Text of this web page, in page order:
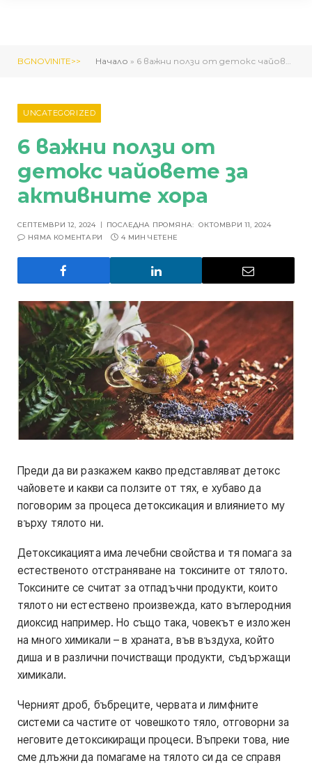
BGNOVINITE>> Начало » 6 важни ползи от детокс чайовете за активните хора
UNCATEGORIZED
6 важни ползи от
детокс чайовете за
активните хора
СЕПТЕМВРИ 12, 2024 ПОСЛЕДНА ПРОМЯНА: ОКТОМВРИ 11, 2024
НЯМА КОМЕНТАРИ
4 МИН ЧЕТЕНЕ
Преди да ви разкажем какво представляват детокс
чайовете и какви са ползите от тях, е хубаво да
поговорим за процеса детоксикация и влиянието му
върху тялото ни.
Детоксикацията има лечебни свойства и тя помага за
естественото отстраняване на токсините от тялото.
Токсините се считат за отпадъчни продукти, които
тялото ни естествено произвежда, като въглеродния
диоксид например. Но също така, човекът е изложен
на много химикали – в храната, във въздуха, който
диша и в различни почистващи продукти, съдържащи
химикали.
Черният дроб, бъбреците, червата и лимфните
системи са частите от човешкото тяло, отговорни за
неговите детоксикиращи процеси. Въпреки това, ние
сме длъжни да помагаме на тялото си да се справя